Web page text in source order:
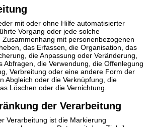
mit oder ohne Hilfe automatisierter
Vorgang oder jede solche
Zusammenhang mit personenbezogenen
das Erfassen, die Organisation, das
die Anpassung oder Veränderung,
Abfragen, die Verwendung, die Offenlegung
Verbreitung oder eine andere Form der
Abgleich oder die Verknüpfung, die
Löschen oder die Vernichtung.
der Verarbeitung
Verarbeitung ist die Markierung